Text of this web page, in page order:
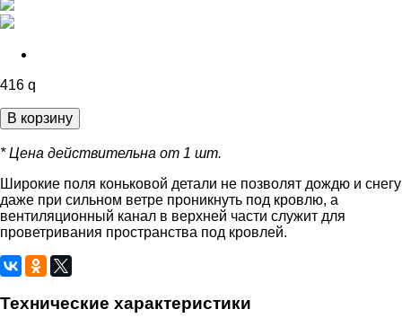
416 q
В корзину
* Цена действительна от 1 шт.
Широкие поля коньковой детали не позволят дождю и снегу
даже при сильном ветре проникнуть под кровлю, а
вентиляционный канал в верхней части служит для
проветривания пространства под кровлей.
Технические характеристики